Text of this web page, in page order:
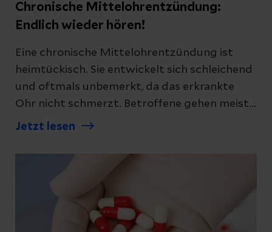
Chronische Mittelohrentzündung:
Endlich wieder hören!
Eine chronische Mittelohrentzündung ist
heimtückisch. Sie entwickelt sich schleichend
und oftmals unbemerkt, da das erkrankte
Ohr nicht schmerzt. Betroffene gehen meist
erst zu Hals-Nasen-Ohren-Ärzt:innen, wenn
Flüssigkeit aus dem Ohr läuft.
Jetzt lesen